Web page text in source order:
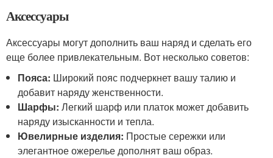
Аксессуары
Аксессуары могут дополнить ваш наряд и сделать его
еще более привлекательным. Вот несколько советов:
Пояса: Широкий пояс подчеркнет вашу талию и
добавит наряду женственности.
Шарфы: Легкий шарф или платок может добавить
наряду изысканности и тепла.
Ювелирные изделия: Простые сережки или
элегантное ожерелье дополнят ваш образ.